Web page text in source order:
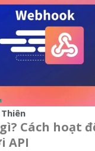
Cách hoạt
API